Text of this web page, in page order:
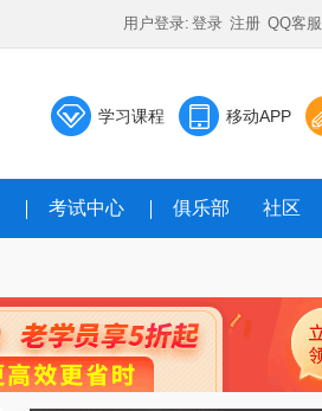
用户登录: 登录 注册 QQ客服
移动APP
学习课程
考试中心 俱乐部 社区